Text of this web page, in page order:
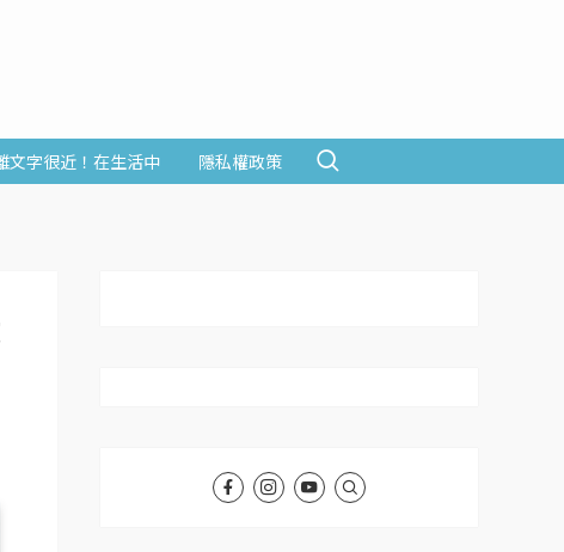
文字很近！在生活中 隱私權政策